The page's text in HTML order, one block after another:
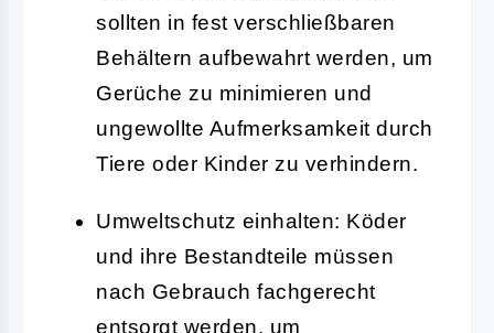
sollten in fest verschließbaren
Behältern aufbewahrt werden, um
Gerüche zu minimieren und
ungewollte Aufmerksamkeit durch
Tiere oder Kinder zu verhindern.
Umweltschutz einhalten: Köder
und ihre Bestandteile müssen
nach Gebrauch fachgerecht
entsorgt werden, um